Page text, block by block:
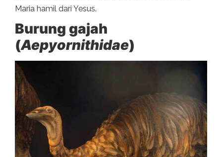
Maria hamil dari Yesus.
Burung gajah
(Aepyornithidae)